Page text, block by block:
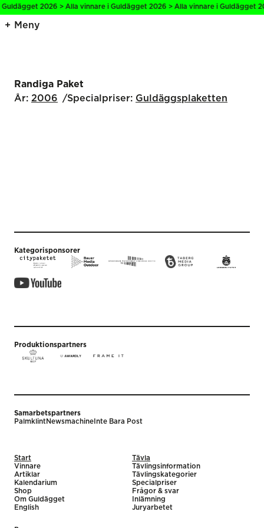
2026 > Alla vinnare i Guldägget 2026 > Alla vinnare i
Meny
Randiga Paket
År: 2006 Specialpriser: Guldäggs­plaketten
Kategorisponsorer
Produktionspartners
Samarbetspartners
PalmklintNewsmachine Inte Bara Post
Start
Vinnare
Artiklar
Kalendarium
Shop
Om Guldägget
English
Tävla
Tävlingsinformation
Tävlingskategorier
Specialpriser
Frågor & svar
Inlämning
Juryarbetet